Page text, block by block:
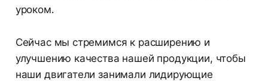
уроком.
Сейчас мы стремимся к расширению и
улучшению качества нашей продукции, чтобы
наши двигатели занимали лидирующие